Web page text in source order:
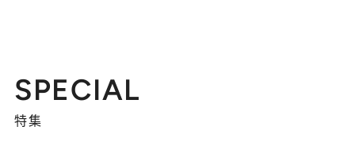
SPECIAL
特集